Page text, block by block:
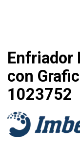
Enfriador
con
1023752